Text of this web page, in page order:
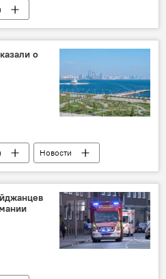
Маргвелашвили
о
Новости
ресурсов АР